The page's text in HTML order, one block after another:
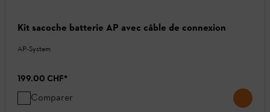
Kit sacoche batterie AP avec câble de connexion
AP-System
199.00 CHF*
Comparer